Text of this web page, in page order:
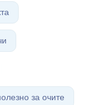
за очите